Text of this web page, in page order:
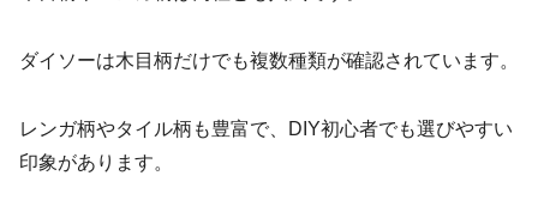
ダイソーは木目柄だけでも複数種類が確認されています。
レンガ柄やタイル柄も豊富で、DIY初心者でも選びやすい
印象があります。